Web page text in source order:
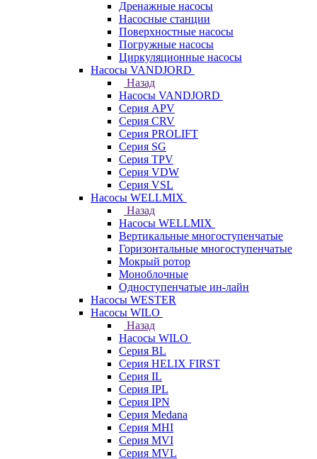
Дренажные насосы
Насосные станции
Поверхностные насосы
Погружные насосы
Циркуляционные насосы
Насосы VANDJORD
Назад
Насосы VANDJORD
Серия APV
Серия CRV
Серия PROLIFT
Серия SG
Серия TPV
Серия VDW
Серия VSL
Насосы WELLMIX
Назад
Насосы WELLMIX
Вертикальные многоступенчатые
Горизонтальные многоступенчатые
Мокрый ротор
Моноблочные
Одноступенчатые ин-лайн
Насосы WESTER
Насосы WILO
Назад
Насосы WILO
Серия BL
Серия HELIX FIRST
Серия IL
Серия IPL
Серия IPN
Серия Medana
Серия MHI
Серия MVI
Серия MVL